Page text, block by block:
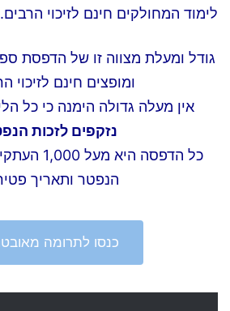
לימוד המחולקים חינם לזיכוי הרבים.
גודל ומעלת מצווה זו של הדפסת
ומופצים חינם לזיכוי
אין מעלה גדולה הימנה כי כל
נזקפים לזכות
כל הדפסה
הנפטר ותאריך
כנסו לתרומה